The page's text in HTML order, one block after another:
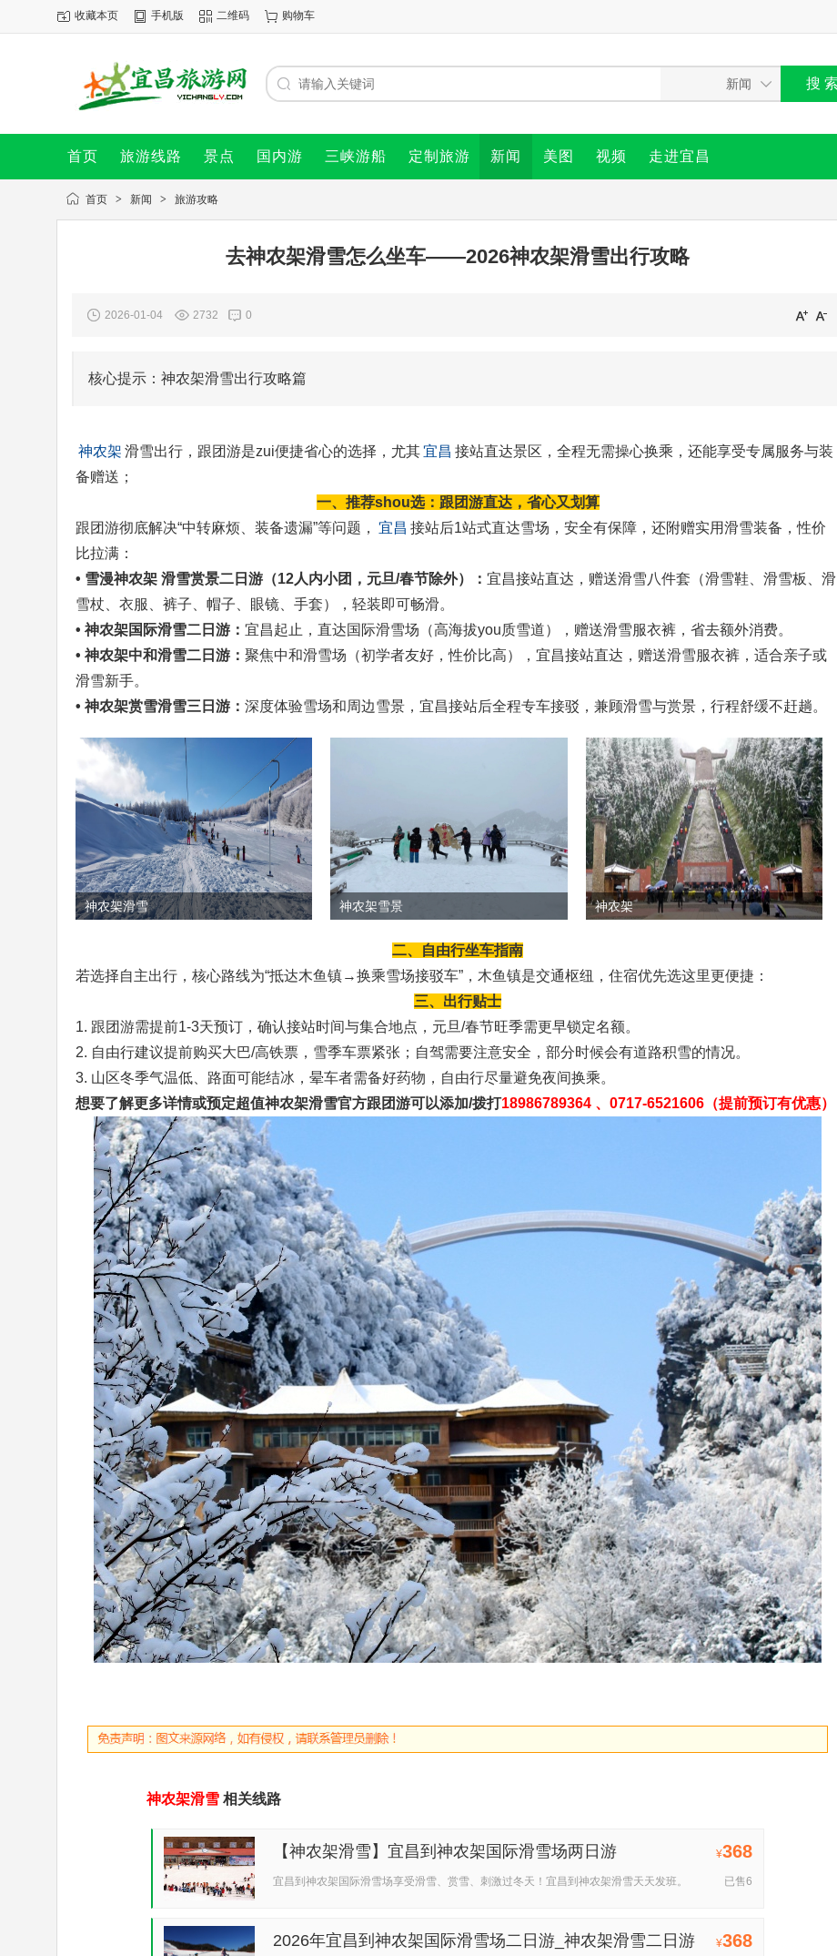
收藏本页 手机版 二维码 购物车
首页 旅游线路 景点 国内游 三峡游船 定制旅游 新闻 美图 视频 走进宜昌
首页 > 新闻 > 旅游攻略
去神农架滑雪怎么坐车——2026神农架滑雪出行攻略
2026-01-04 2732 0
核心提示：神农架滑雪出行攻略篇
神农架 滑雪出行，跟团游是zui便捷省心的选择，尤其宜昌 接站直达景区，全程无需操心换乘，还能享受专属服务与装
备赠送；
一、推荐shou选：跟团游直达，省心又划算
跟团游彻底解决“中转麻烦、装备遗漏”等问题， 宜昌 接站后1站式直达雪场，安全有保障，还附赠实用滑雪装备，性价
比拉满：
• 雪漫神农架 滑雪赏景二日游（12人内小团，元旦/春节除外）： 宜昌接站直达，赠送滑雪八件套（滑雪鞋、滑雪板、滑
雪杖、衣服、裤子、帽子、眼镜、手套），轻装即可畅滑。
• 神农架国际滑雪二日游： 宜昌起止，直达国际滑雪场（高海拔you质雪道），赠送滑雪服衣裤，省去额外消费。
• 神农架中和滑雪二日游： 聚焦中和滑雪场（初学者友好，性价比高），宜昌接站直达，赠送滑雪服衣裤，适合亲子或
滑雪新手。
• 神农架赏雪滑雪三日游： 深度体验雪场和周边雪景，宜昌接站后全程专车接驳，兼顾滑雪与赏景，行程舒缓不赶趟。
神农架滑雪 神农架雪景 神农架
二、自由行坐车指南
若选择自主出行，核心路线为“抵达木鱼镇→换乘雪场接驳车”，木鱼镇是交通枢纽，住宿优先选这里更便捷：
三、出行贴士
1. 跟团游需提前1-3天预订，确认接站时间与集合地点，元旦/春节旺季需更早锁定名额。
2. 自由行建议提前购买大巴/高铁票，雪季车票紧张；自驾需要注意安全，部分时候会有道路积雪的情况。
3. 山区冬季气温低、路面可能结冰，晕车者需备好药物，自由行尽量避免夜间换乘。
想要了解更多详情或预定超值神农架滑雪官方跟团游可以添加/拨打18986789364 、0717-6521606​（提前预订有优惠）
神农架滑雪 相关线路
¥368
【神农架滑雪】宜昌到神农架国际滑雪场两日游
已售6
宜昌到神农架国际滑雪场享受滑雪、赏雪、刺激过冬天！宜昌到神农架滑雪天天发班。
¥368
2026年宜昌到神农架国际滑雪场二日游_神农架滑雪二日游